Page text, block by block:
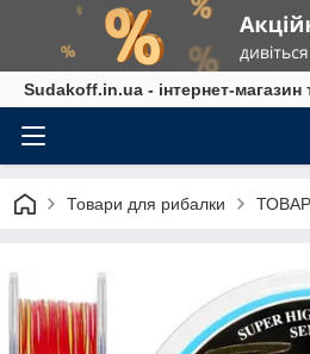
Sudakoff.in.ua - інтернет-
Товари для рибалки